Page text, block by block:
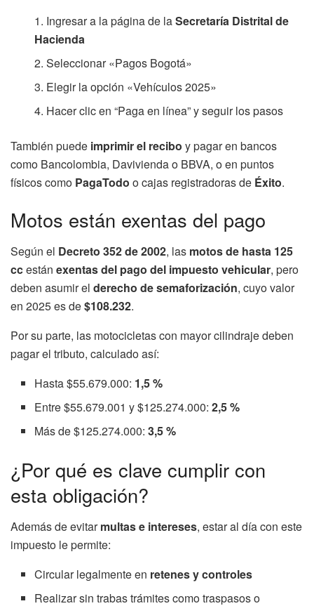
Ingresar a la página de laSecretaría Distrital de
Hacienda
Seleccionar «Pagos Bogotá»
Elegir la opción «Vehículos 2025»
Hacer clic en “Paga en línea” y seguir los pasos
También puede imprimir el recibo y pagar en bancos
como Bancolombia, Davivienda o BBVA, o en puntos
físicos como PagaTodo o cajas registradoras de Éxito.
Motos están exentas del pago
Según el Decreto 352 de 2002, las motos de hasta 125
ccestán exentas del pago del impuesto vehicular, pero
deben asumir el derecho de semaforización, cuyo valor
en 2025 es de$108.232.
Por su parte, las motocicletas con mayor cilindraje deben
pagar el tributo, calculado así:
Hasta $55.679.000: 1,5 %
Entre $55.679.001 y $125.274.000:2,5 %
Más de $125.274.000:3,5 %
¿Por qué es clave cumplir con
esta obligación?
Además de evitarmultas e intereses, estar al día con este
impuesto le permite:
Circular legalmente en retenes y controles
Realizar sin trabas trámites como traspasos o